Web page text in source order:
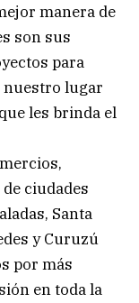
manera de
son sus
para
nuestro lugar
les brinda el
ciudades
Santa
y Curuzú
por más
en toda la